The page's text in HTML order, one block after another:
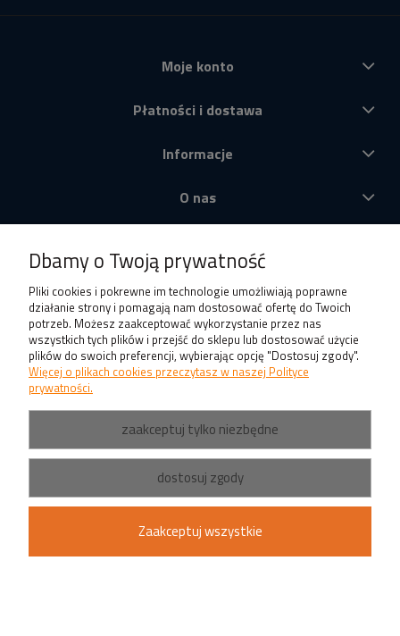
Moje konto
Płatności i dostawa
Informacje
O nas
Dbamy o Twoją prywatność
Pliki cookies i pokrewne im technologie umożliwiają poprawne
działanie strony i pomagają nam dostosować ofertę do Twoich
potrzeb. Możesz zaakceptować wykorzystanie przez nas
wszystkich tych plików i przejść do sklepu lub dostosować użycie
plików do swoich preferencji, wybierając opcję "Dostosuj zgody".
Więcej o plikach cookies przeczytasz w naszej Polityce
prywatności.
zaakceptuj tylko niezbędne
dostosuj zgody
Zaakceptuj wszystkie